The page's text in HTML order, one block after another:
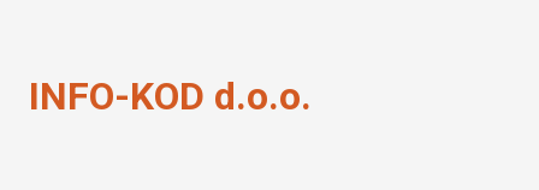
INFO-KOD d.o.o.